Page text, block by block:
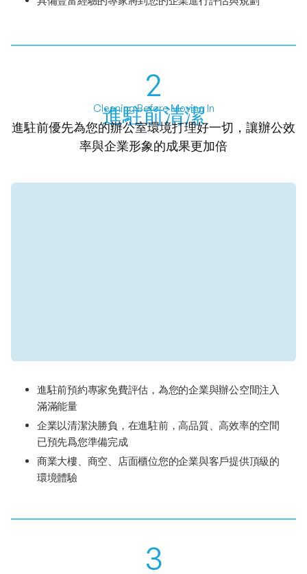
2
Cleaning Before Moving In
進駐前清潔
進駐前優先為您的辦公室環境打理好一切，讓辦公效
率與企業形象的成果更加倍
進駐前預約專家免費評估，為您的企業與辦公空間注入
滿滿能量
企業以清潔決勝負，在進駐前，高品質、高效率的空間
已預先爲您準備完成
商業大樓、商空、店面櫃位您的企業與客戶提供頂級的
環境體驗
3